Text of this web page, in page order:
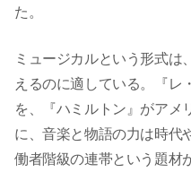
た。
ミュージカルという形式
えるのに適している。『レ
を、『ハミルトン』がアメ
に、音楽と物語の力は時代
働者階級の連帯という題材